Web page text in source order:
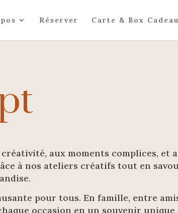
Réserver Carte & Box Cadeau
créativité, aux moments complices, et
à nos ateliers créatifs tout en
pour tous. En famille, entre
occasion en un souvenir unique